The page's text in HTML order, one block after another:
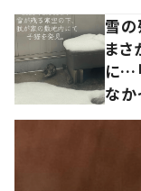
雪の
ま
に…
なか